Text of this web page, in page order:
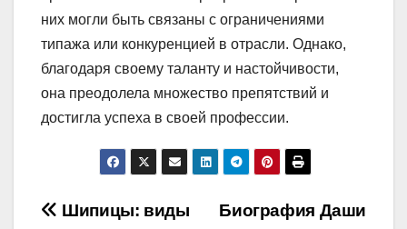
них могли быть связаны с ограничениями
типажа или конкуренцией в отрасли. Однако,
благодаря своему таланту и настойчивости,
она преодолела множество препятствий и
достигла успеха в своей профессии.
Навигация
Биография Даши
Шипицы: виды